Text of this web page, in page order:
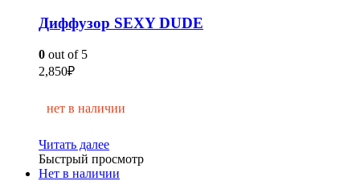
Диффузор SEXY DUDE
0 out of 5
2,850₽
нет в наличии
Читать далее
Быстрый просмотр
Нет в наличии